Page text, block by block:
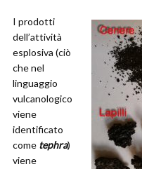
I prodotti
dell’attività
esplosiva (ciò
che nel
linguaggio
vulcanologico
viene
identificato
come tephra)
viene